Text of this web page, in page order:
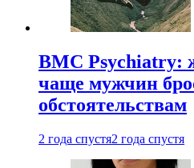
BMC
чаще мужчин
обстоятельствам
2 года спустя2 года спустя